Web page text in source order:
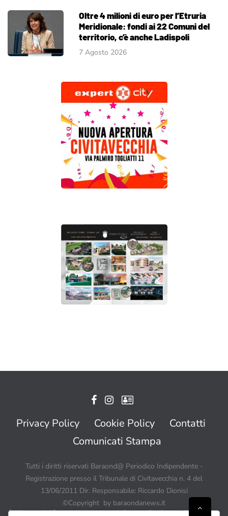
Oltre 4 milioni di euro per l’Etruria
Meridionale: fondi ai 22 Comuni del
territorio, c’è anche Ladispoli
7 Agosto 2026
Privacy Policy Cookie Policy
Contatti
Comunicati Stampa
Tutti i diritti riservati Baraond@ Periodico Indipendente -
Registrazione presso il Tribunale di Civitavecchia n. 4 del
13/06/2011 Dir. Responsabile: Riccardo Dionisi
©Copyright by baraondanews.it
Tutti i contenuti di BaraondaNews possono quindi essere utilizzati a patto di citare sempre